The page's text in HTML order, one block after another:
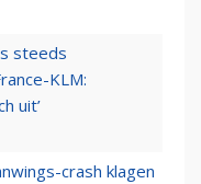
steeds
KLM:
uit’
crash klagen